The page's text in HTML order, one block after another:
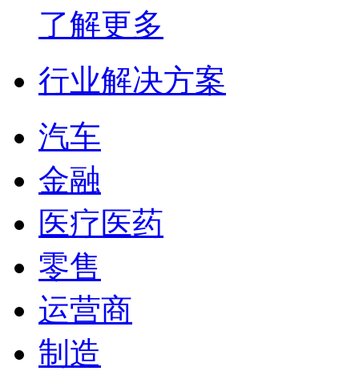
了解更多
行业解决方案
汽车
金融
医疗医药
零售
运营商
制造